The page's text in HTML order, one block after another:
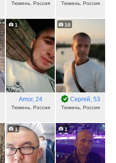
Тюмень, Россия Тюмень, Россия
1
Amor, 24
Тюмень, Россия
10
Сергей, 53
Тюмень, Россия
1 1